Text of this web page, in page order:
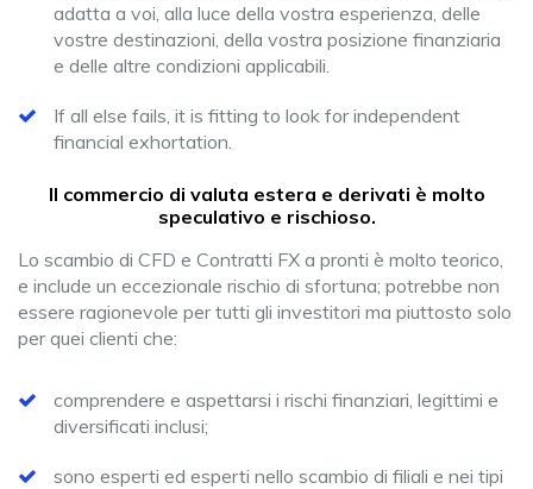
adatta a voi, alla luce della vostra esperienza, delle
vostre destinazioni, della vostra posizione finanziaria
e delle altre condizioni applicabili.
If all else fails, it is fitting to look for independent
financial exhortation.
Il commercio di valuta estera e derivati è molto
speculativo e rischioso.
Lo scambio di CFD e Contratti FX a pronti è molto teorico,
e include un eccezionale rischio di sfortuna; potrebbe non
essere ragionevole per tutti gli investitori ma piuttosto solo
per quei clienti che:
comprendere e aspettarsi i rischi finanziari, legittimi e
diversificati inclusi;
sono esperti ed esperti nello scambio di filiali e nei tipi